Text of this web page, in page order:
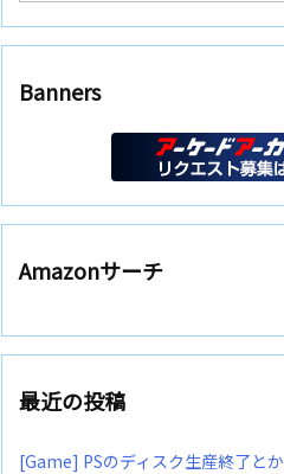
Banners
Amazonサーチ
最近の投稿
[Game] PSのディスク生産終了とか